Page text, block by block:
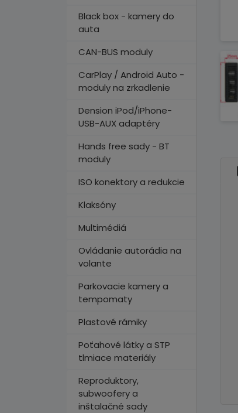
Black box - kamery do
auta
CAN-BUS moduly
CarPlay / Android Auto -
moduly na zrkadlenie
Dension iPod/iPhone-
USB-AUX adaptéry
Hands free sady - BT
moduly
ISO konektory a redukcie
Klaksóny
Multimédiá
Ovládanie autorádia na
volante
Parkovacie kamery a
tempomaty
Plastové rámiky
Poťahové látky a STP
tlmiace materiály
Reproduktory,
subwoofery a
inštalačné sady